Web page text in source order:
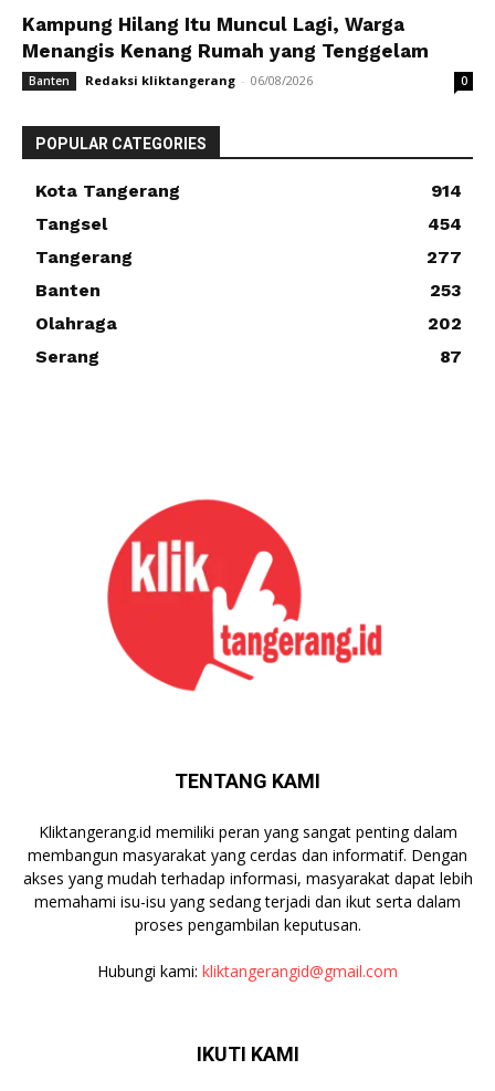
Kampung Hilang Itu Muncul Lagi, Warga
Menangis Kenang Rumah yang Tenggelam
Banten Redaksi kliktangerang - 06/08/2026 0
POPULAR CATEGORIES
Kota Tangerang
914
Tangsel
454
Tangerang
277
Banten
253
Olahraga
202
Serang
87
TENTANG KAMI
Kliktangerang.id memiliki peran yang sangat penting dalam
membangun masyarakat yang cerdas dan informatif. Dengan
akses yang mudah terhadap informasi, masyarakat dapat lebih
memahami isu-isu yang sedang terjadi dan ikut serta dalam
proses pengambilan keputusan.
Hubungi kami: kliktangerangid@gmail.com
IKUTI KAMI